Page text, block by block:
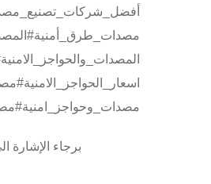
#المصدات_والحواجز_الامنية
برجاء الإشارة